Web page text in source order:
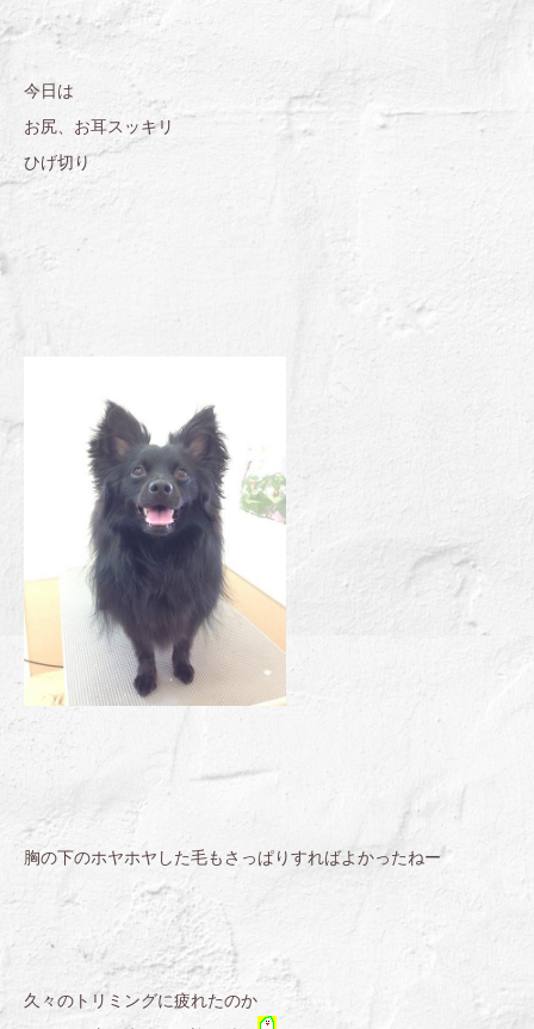
今日は
お尻、お耳スッキリ
ひげ切り
胸の下のホヤホヤした毛もさっぱりすればよかったねー
久々のトリミングに疲れたのか